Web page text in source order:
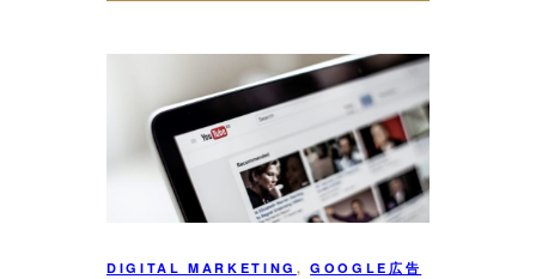
DIGITAL MARKETING , GOOGLE広告